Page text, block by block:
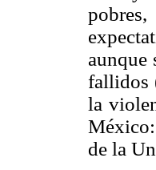
aunque
fallidos
la
de la